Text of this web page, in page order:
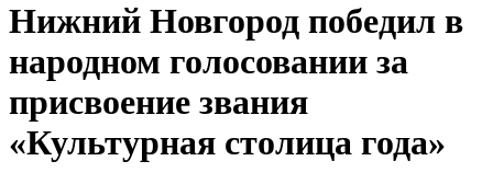
Нижний Новгород победил в
народном голосовании за
присвоение звания
«Культурная столица года»